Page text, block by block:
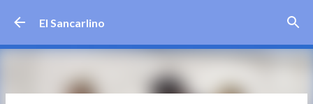
El Sancarlino